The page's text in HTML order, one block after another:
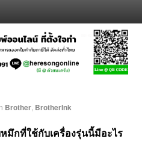
Brother, BrotherInk
มึกที่ใช้กับเครื่องรุ่นนี้มีอะไร